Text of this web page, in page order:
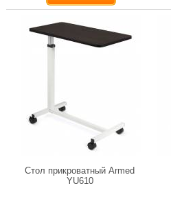
Стол прикроватный Armed
YU610